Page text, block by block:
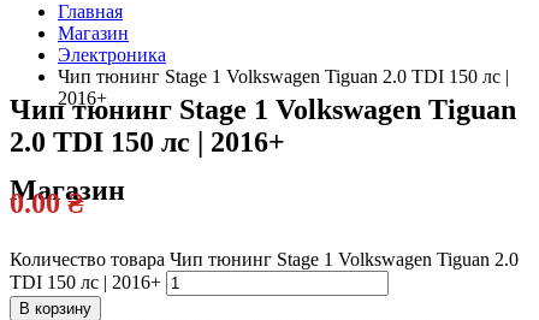
Главная
Магазин
Электроника
Чип тюнинг Stage 1 Volkswagen Tiguan 2.0 TDI 150 лс |
2016+
Магазин
Чип тюнинг Stage 1 Volkswagen Tiguan
2.0 TDI 150 лс | 2016+
0.00₴
Количество товара Чип тюнинг Stage 1 Volkswagen Tiguan 2.0
TDI 150 лс | 2016+
В корзину